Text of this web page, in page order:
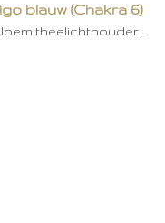
blauw (Chakra 6)
theelichthouder…